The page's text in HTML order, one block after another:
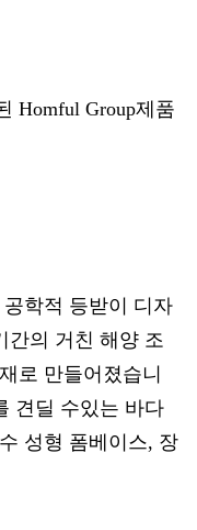
Homful Group제품
학적 등받이 디자
간의 거친 해양 조
로 만들어졌습니
견딜 수있는 바다
성형 폼베이스, 장